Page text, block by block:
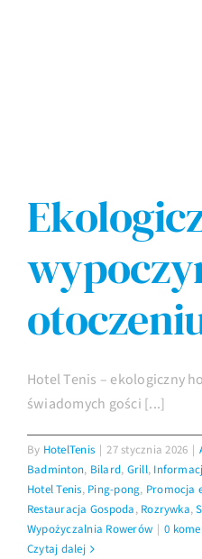
Hotel Tenis – ekologiczny
świadomych gości [...]
By HotelTenis | 27 stycznia 2026 |
Badminton, Bilard, Grill,
Hotel Tenis, Ping-pong, Promocja
Restauracja Gospoda, Rozrywka,
Wypożyczalnia Rowerów | 0
Czytaj dalej